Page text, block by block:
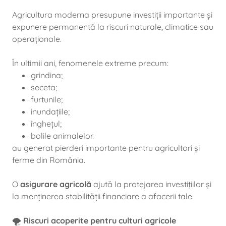
Agricultura moderna presupune investiții importante și
expunere permanentă la riscuri naturale, climatice sau
operaționale.
În ultimii ani, fenomenele extreme precum:
grindina;
seceta;
furtunile;
inundațiile;
înghețul;
bolile animalelor.
au generat pierderi importante pentru agricultori și
ferme din România.
O asigurare agricolă ajută la protejarea investițiilor și
la menținerea stabilității financiare a afacerii tale.
🌪️ Riscuri acoperite pentru culturi agricole